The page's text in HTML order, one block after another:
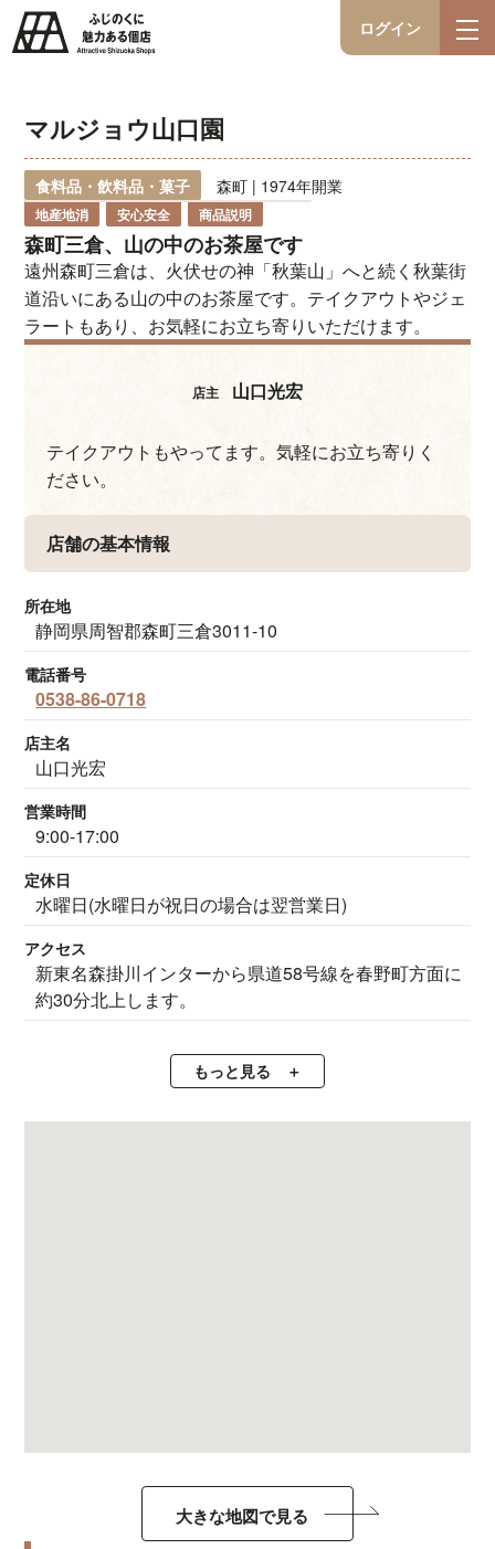
ログイン
マルジョウ山口園
食料品・飲料品・菓子 森町 | 1974年開業
地産地消 安心安全 商品説明
森町三倉、山の中のお茶屋です
遠州森町三倉は、火伏せの神「秋葉山」へと続く秋葉街
道沿いにある山の中のお茶屋です。テイクアウトやジェ
ラートもあり、お気軽にお立ち寄りいただけます。
店主 山口光宏
テイクアウトもやってます。気軽にお立ち寄りく
ださい。
店舗の基本情報
所在地
静岡県周智郡森町三倉3011-10
電話番号
0538-86-0718
店主名
山口光宏
営業時間
9:00-17:00
定休日
水曜日(水曜日が祝日の場合は翌営業日)
アクセス
新東名森掛川インターから県道58号線を春野町方面に
約30分北上します。
もっと見る
大きな地図で見る